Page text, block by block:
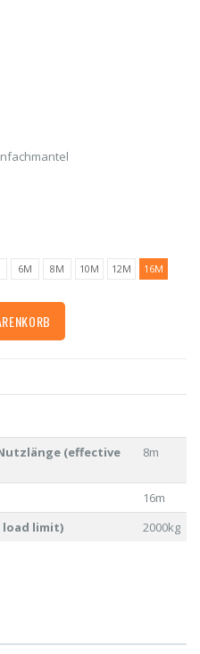
6M 8M 10M 12M 16M
(effective
8m
16m
load limit)
2000kg